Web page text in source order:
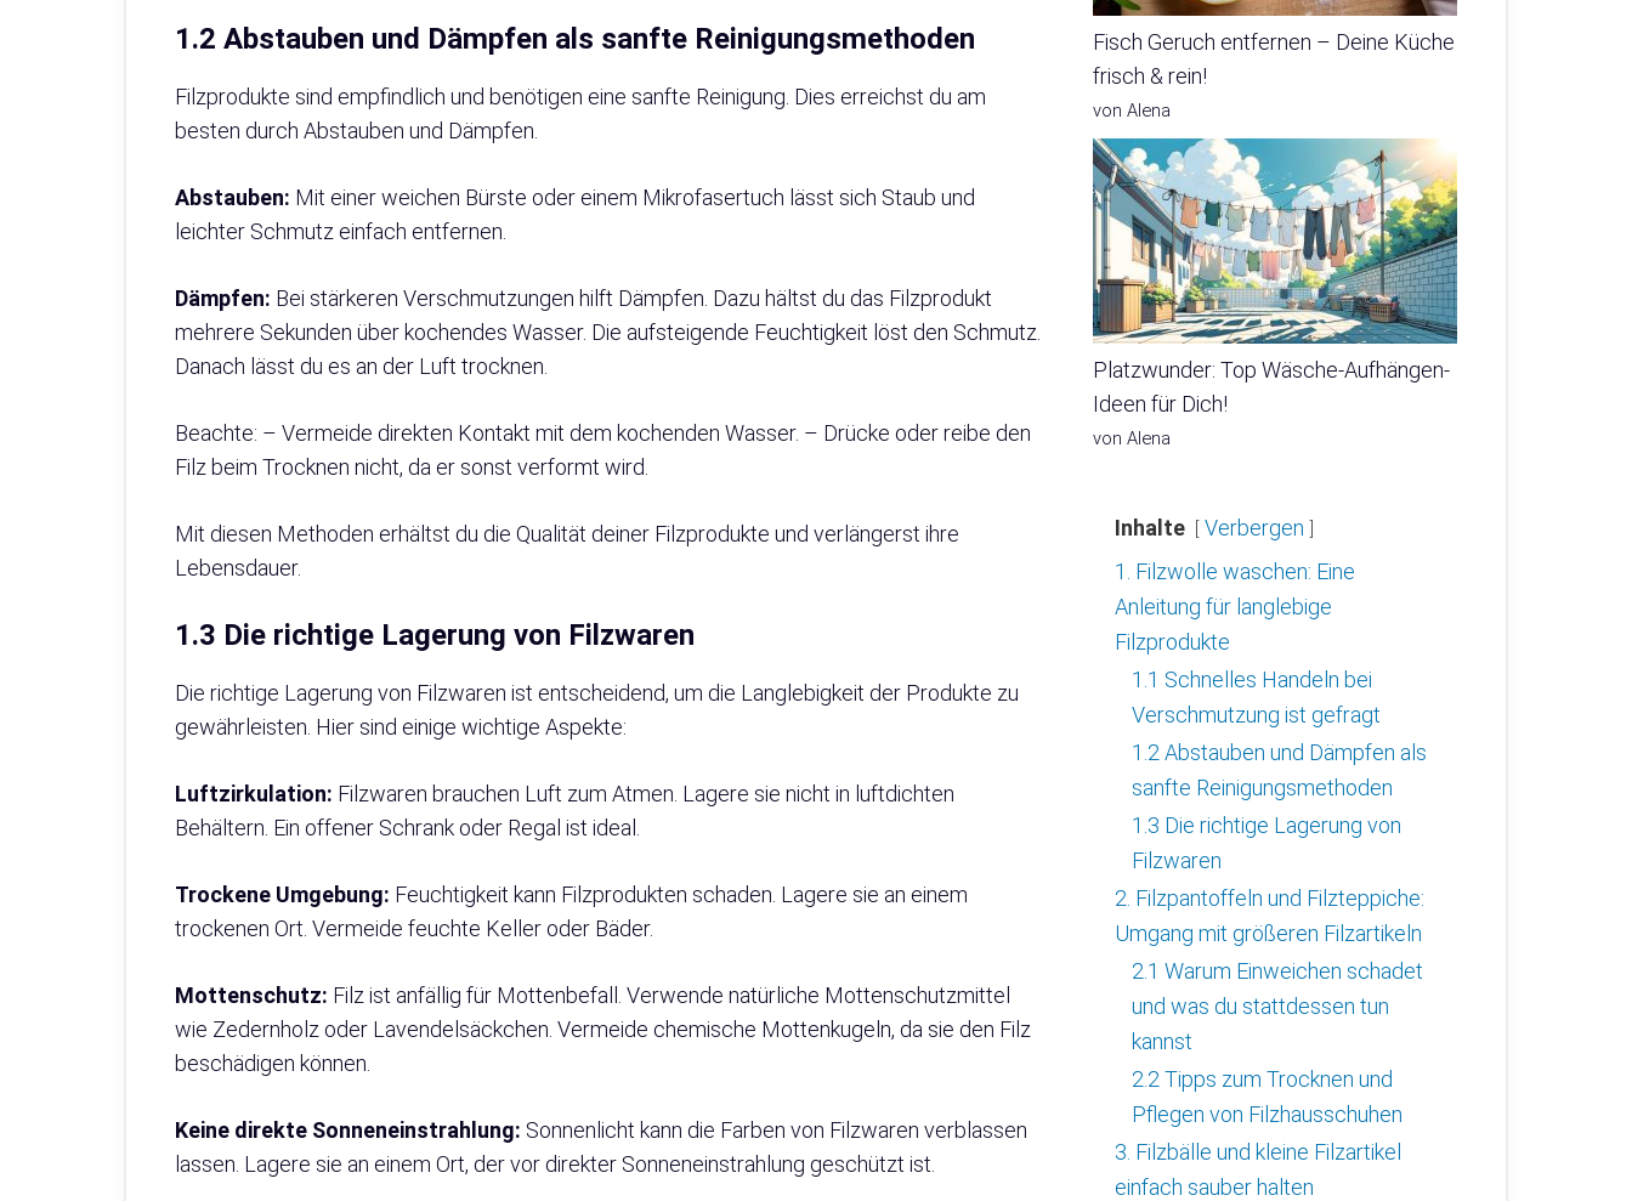
1.2 Abstauben und Dämpfen als sanfte Reinigungsmethoden
Filzprodukte sind empfindlich und benötigen eine sanfte Reinigung. Dies erreichst du am
besten durch Abstauben und Dämpfen.
Abstauben: Mit einer weichen Bürste oder einem Mikrofasertuch lässt sich Staub und
leichter Schmutz einfach entfernen.
Dämpfen: Bei stärkeren Verschmutzungen hilft Dämpfen. Dazu hältst du das Filzprodukt
mehrere Sekunden über kochendes Wasser. Die aufsteigende Feuchtigkeit löst den Schmutz.
Danach lässt du es an der Luft trocknen.
Beachte: – Vermeide direkten Kontakt mit dem kochenden Wasser. – Drücke oder reibe den
Filz beim Trocknen nicht, da er sonst verformt wird.
Mit diesen Methoden erhältst du die Qualität deiner Filzprodukte und verlängerst ihre
Lebensdauer.
1.3 Die richtige Lagerung von Filzwaren
Die richtige Lagerung von Filzwaren ist entscheidend, um die Langlebigkeit der Produkte zu
gewährleisten. Hier sind einige wichtige Aspekte:
Luftzirkulation: Filzwaren brauchen Luft zum Atmen. Lagere sie nicht in luftdichten
Behältern. Ein offener Schrank oder Regal ist ideal.
Trockene Umgebung: Feuchtigkeit kann Filzprodukten schaden. Lagere sie an einem
trockenen Ort. Vermeide feuchte Keller oder Bäder.
Mottenschutz: Filz ist anfällig für Mottenbefall. Verwende natürliche Mottenschutzmittel
wie Zedernholz oder Lavendelsäckchen. Vermeide chemische Mottenkugeln, da sie den Filz
beschädigen können.
Keine direkte Sonneneinstrahlung: Sonnenlicht kann die Farben von Filzwaren verblassen
lassen. Lagere sie an einem Ort, der vor direkter Sonneneinstrahlung geschützt ist.
Fisch Geruch entfernen – Deine Küche
frisch & rein!
von Alena
Platzwunder: Top Wäsche-Aufhängen-
Ideen für Dich!
von Alena
Inhalte
Verbergen
1. Filzwolle waschen: Eine
Anleitung für langlebige
Filzprodukte
1.1 Schnelles Handeln bei
Verschmutzung ist gefragt
1.2 Abstauben und Dämpfen als
sanfte Reinigungsmethoden
1.3 Die richtige Lagerung von
Filzwaren
2. Filzpantoffeln und Filzteppiche:
Umgang mit größeren Filzartikeln
2.1 Warum Einweichen schadet
und was du stattdessen tun
kannst
2.2 Tipps zum Trocknen und
Pflegen von Filzhausschuhen
3. Filzbälle und kleine Filzartikel
einfach sauber halten